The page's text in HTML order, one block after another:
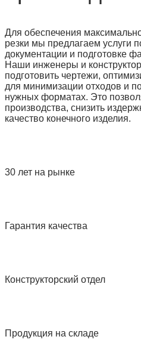
Для обеспечения
резки мы предлагаем услуги
документации и подготовке
Наши инженеры и
подготовить чертежи,
для минимизации отходов и
нужных форматах. Это
производства, снизить
качество конечного изделия.
30 лет на рынке
Гарантия качества
Конструкторский отдел
Продукция на складе